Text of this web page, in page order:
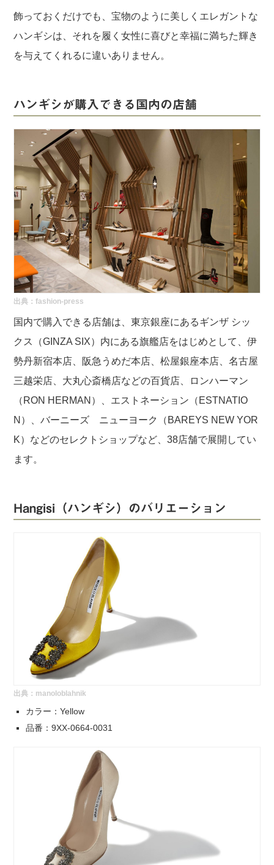
飾っておくだけでも、宝物のように美しくエレガントな
ハンギシは、それを履く女性に喜びと幸福に満ちた輝き
を与えてくれるに違いありません。
ハンギシが購入できる国内の店舗
出典：fashion-press
国内で購入できる店舗は、東京銀座にあるギンザ シッ
クス（GINZA SIX）内にある旗艦店をはじめとして、伊
勢丹新宿本店、阪急うめだ本店、松屋銀座本店、名古屋
三越栄店、大丸心斎橋店などの百貨店、ロンハーマン
（RON HERMAN）、エストネーション（ESTNATIO
N）、バーニーズ ニューヨーク（BAREYS NEW YOR
K）などのセレクトショップなど、38店舗で展開してい
ます。
Hangisi（ハンギシ）のバリエーション
出典： manoloblahnik
カラー：Yellow
品番：9XX-0664-0031